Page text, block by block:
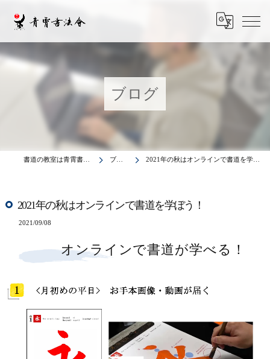
ブログ
書道の教室は青霄書法会 ブログ 2021年の秋はオンラインで書道を学ぼう！
2021年の秋はオンラインで書道を学ぼう！
2021/09/08
オンラインで書道が学べる！